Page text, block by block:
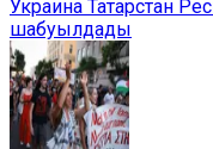
Украина Татарстан
шабуылдады